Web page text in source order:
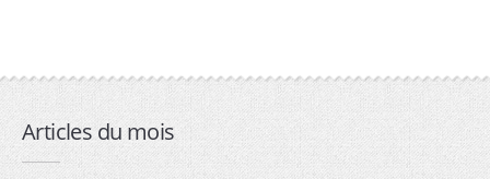
3mx3m (6)
Articles du mois